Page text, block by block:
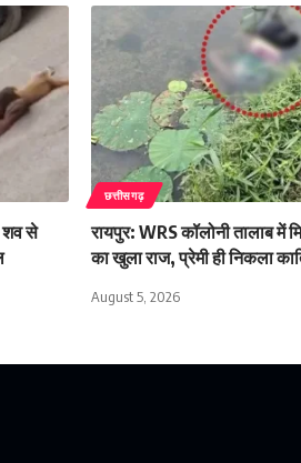
शव से
छत्तीसगढ़
रायपुर: WRS कॉलोनी तालाब में
का खुला राज, प्रेमी ही निकला
August 5, 2026